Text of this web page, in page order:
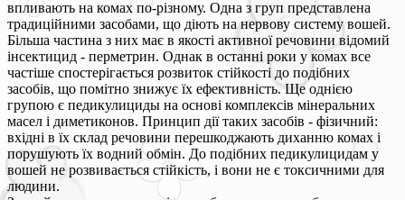
впливають на комах по-різному. Одна з груп представлена
традиційними засобами, що діють на нервову систему вошей.
Більша частина з них має в якості активної речовини відомий
інсектицид - перметрин. Однак в останні роки у комах все
частіше спостерігається розвиток стійкості до подібних
засобів, що помітно знижує їх ефективність. Ще однією
групою є педикулициды на основі комплексів мінеральних
масел і диметиконов. Принцип дії таких засобів - фізичний:
вхідні в їх склад речовини перешкоджають диханню комах і
порушують їх водний обмін. До подібних педикулицидам у
вошей не розвивається стійкість, і вони не є токсичними для
людини.